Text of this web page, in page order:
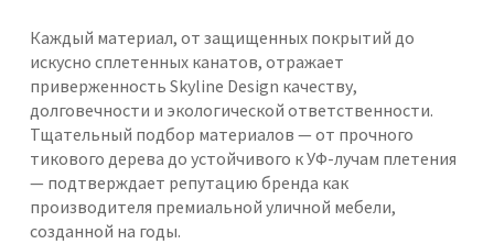
Каждый материал, от защищенных покрытий до
искусно сплетенных канатов, отражает
приверженность Skyline Design качеству,
долговечности и экологической ответственности.
Тщательный подбор материалов — от прочного
тикового дерева до устойчивого к УФ-лучам плетения
— подтверждает репутацию бренда как
производителя премиальной уличной мебели,
созданной на годы.